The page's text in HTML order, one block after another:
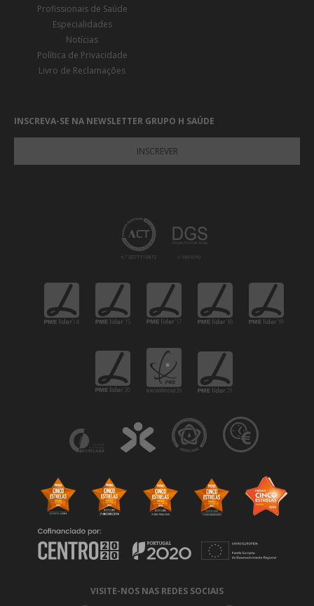
Profissionais de Saúde
Especialidades
Notícias
Política de Privacidade
Livro de Reclamações
INSCREVA-SE NA NEWSLETTER GRUPO H SAÚDE
INSCREVER
VISITE-NOS NAS REDES SOCIAIS